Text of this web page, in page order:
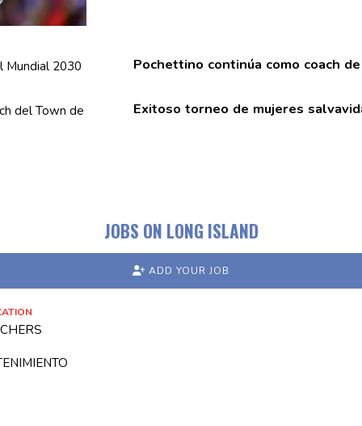
Pochettino continúa como coach
Exitoso torneo de mujeres
JOBS ON LONG ISLAND
ADD YOUR JOB